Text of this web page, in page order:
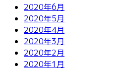
2020年6月
2020年5月
2020年4月
2020年3月
2020年2月
2020年1月